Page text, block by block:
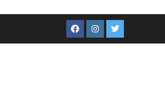
Facebook
Instagram
Twitter